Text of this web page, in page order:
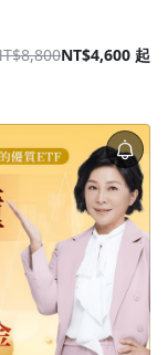
NT$4,600 起